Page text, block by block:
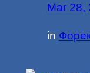
Mar 28,
in